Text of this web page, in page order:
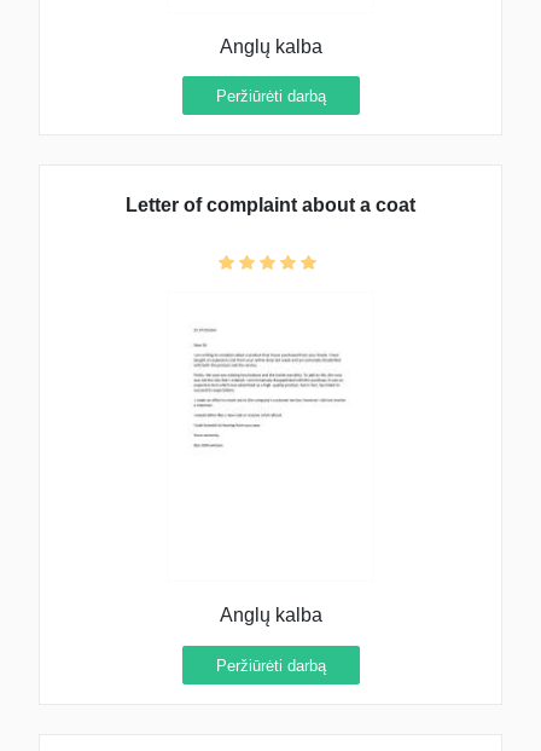
Anglų kalba
Peržiūrėti darbą
Letter of complaint about a coat
Anglų kalba
Peržiūrėti darbą